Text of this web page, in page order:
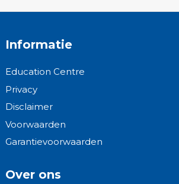
Informatie
Education Centre
Privacy
Disclaimer
Voorwaarden
Garantievoorwaarden
Over ons